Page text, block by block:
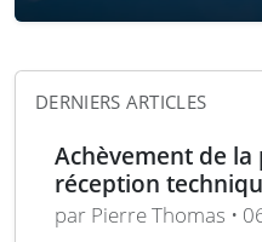
DERNIERS ARTICLES
Achèvement de
réception
production
par Pierre Thomas •